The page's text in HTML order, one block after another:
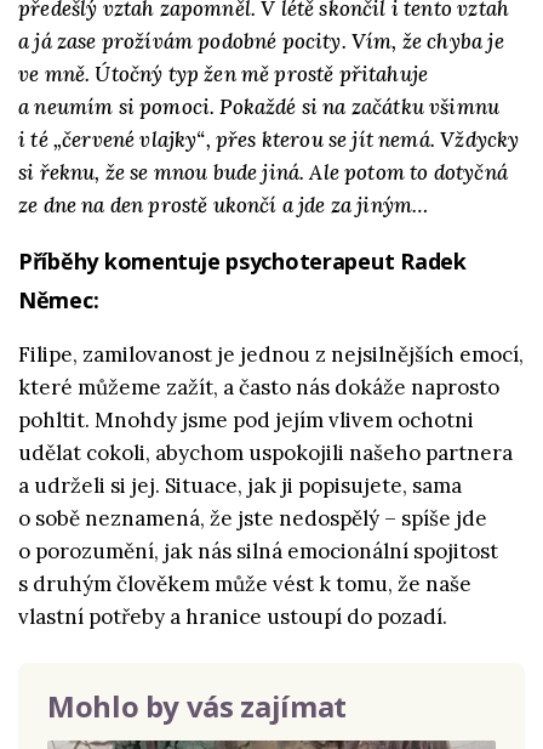
předešlý vztah zapomněl. V létě skončil i tento vztah
a já zase prožívám podobné pocity. Vím, že chyba je
ve mně. Útočný typ žen mě prostě přitahuje
a neumím si pomoci. Pokaždé si na začátku všimnu
i té „červené vlajky“, přes kterou se jít nemá. Vždycky
si řeknu, že se mnou bude jiná. Ale potom to dotyčná
ze dne na den prostě ukončí a jde za jiným…
Příběhy komentuje psychoterapeut Radek
Němec:
Filipe, zamilovanost je jednou z nejsilnějších emocí,
které můžeme zažít, a často nás dokáže naprosto
pohltit. Mnohdy jsme pod jejím vlivem ochotni
udělat cokoli, abychom uspokojili našeho partnera
a udrželi si jej. Situace, jak ji popisujete, sama
o sobě neznamená, že jste nedospělý – spíše jde
o porozumění, jak nás silná emocionální spojitost
s druhým člověkem může vést k tomu, že naše
vlastní potřeby a hranice ustoupí do pozadí.
Mohlo by vás zajímat